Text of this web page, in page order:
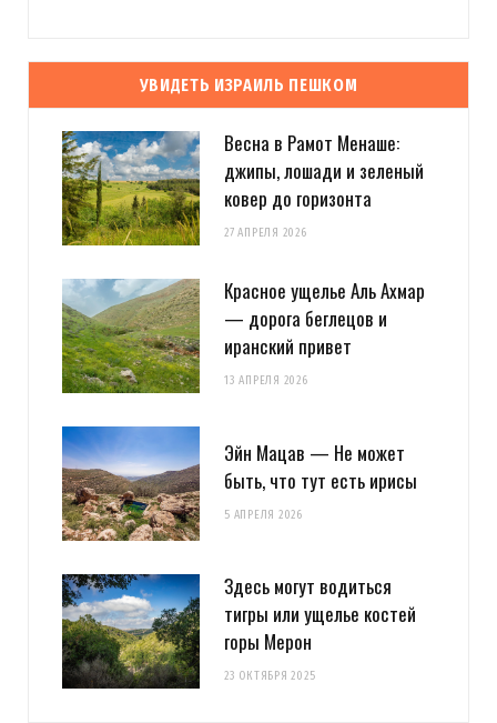
УВИДЕТЬ ИЗРАИЛЬ ПЕШКОМ
Весна в Рамот Менаше:
джипы, лошади и зеленый
ковер до горизонта
27 АПРЕЛЯ 2026
Красное ущелье Аль Ахмар
— дорога беглецов и
иранский привет
13 АПРЕЛЯ 2026
Эйн Мацав — Не может
быть, что тут есть ирисы
5 АПРЕЛЯ 2026
Здесь могут водиться
тигры или ущелье костей
горы Мерон
23 ОКТЯБРЯ 2025